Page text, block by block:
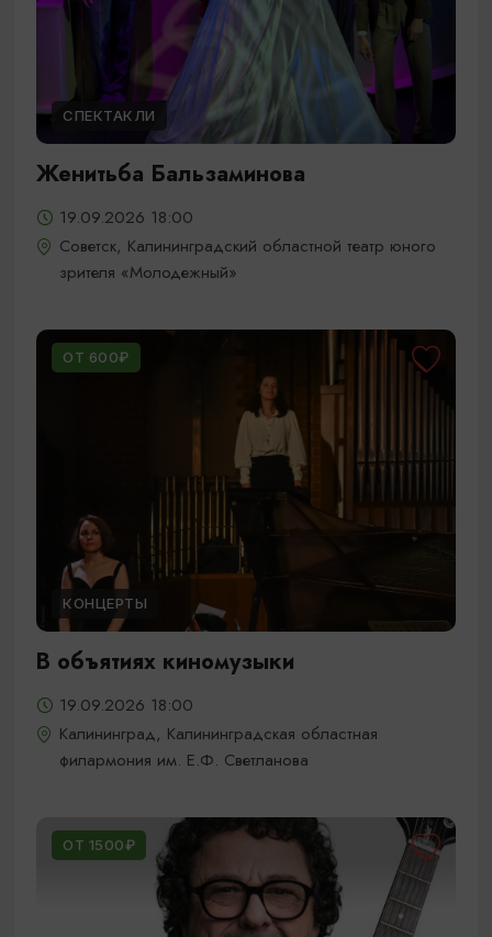
СПЕКТАКЛИ
Женитьба Бальзаминова
19.09.2026 18:00
Советск, Калининградский областной театр юного
зрителя «Молодежный»
ОТ 600₽
КОНЦЕРТЫ
В объятиях киномузыки
19.09.2026 18:00
Калининград, Калининградская областная
филармония им. Е.Ф. Светланова
ОТ 1500₽